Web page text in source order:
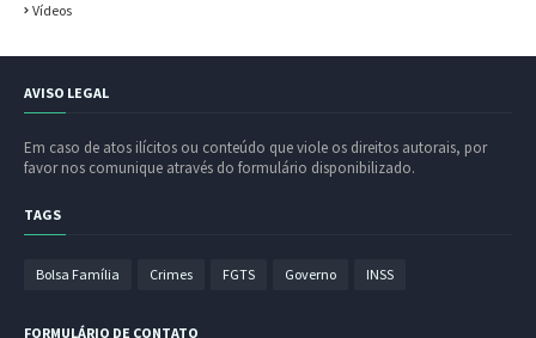
Vídeos
AVISO LEGAL
Em caso de atos ilícitos ou conteúdo que viole os direitos autorais, por
favor nos comunique através do formulário disponibilizado.
TAGS
Bolsa Família Crimes FGTS Governo INSS
FORMULÁRIO DE CONTATO